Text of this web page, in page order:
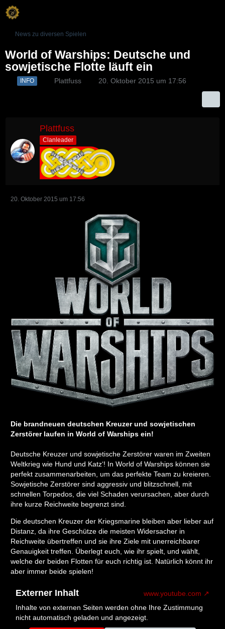
News zu diversen Spielen
World of Warships: Deutsche und
sowjetische Flotte läuft ein
INFO Plattfuss 20. Oktober 2015 um 17:56
Plattfuss
Clanleader
20. Oktober 2015 um 17:56
Die brandneuen deutschen Kreuzer und sowjetischen
Zerstörer laufen in World of Warships ein!
Deutsche Kreuzer und sowjetische Zerstörer waren im Zweiten
Weltkrieg wie Hund und Katz‘! In World of Warships können sie
perfekt zusammenarbeiten, um das perfekte Team zu kreieren.
Sowjetische Zerstörer sind aggressiv und blitzschnell, mit
schnellen Torpedos, die viel Schaden verursachen, aber durch
ihre kurze Reichweite begrenzt sind.
Die deutschen Kreuzer der Kriegsmarine bleiben aber lieber auf
Distanz, da ihre Geschütze die meisten Widersacher in
Reichweite übertreffen und sie ihre Ziele mit unerreichbarer
Genauigkeit treffen. Überlegt euch, wie ihr spielt, und wählt,
welche der beiden Flotten für euch richtig ist. Natürlich könnt ihr
aber immer beide spielen!
Externer Inhalt
www.youtube.com
Inhalte von externen Seiten werden ohne Ihre Zustimmung
nicht automatisch geladen und angezeigt.